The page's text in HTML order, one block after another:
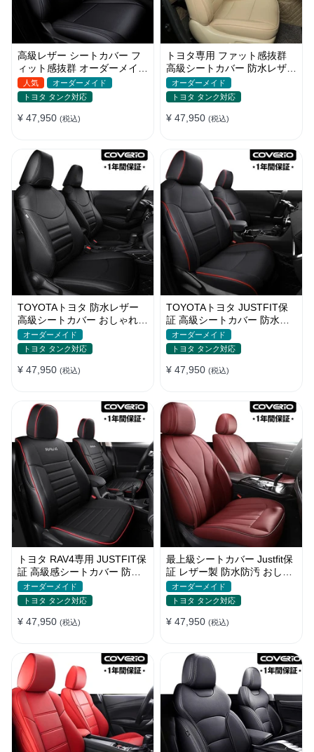
高級レザー シートカバー フ
ィット感抜群 オーダーメイド
6色 通気防水 耐久性 全席セ
ット
人気
オーダーメイド
トヨタ タンク対応
¥ 47,950 (税込)
トヨタ専用 ファット感抜群
高級シートカバー 防水レザー
おしゃれ オーダーメイド
オーダーメイド
トヨタ タンク対応
¥ 47,950 (税込)
TOYOTAトヨタ 防水レザー
高級シートカバー おしゃれ 5
色 オーダーメイド 全席セッ
ト
オーダーメイド
トヨタ タンク対応
¥ 47,950 (税込)
TOYOTAトヨタ JUSTFIT保
証 高級シートカバー 防水生
地 全席セット オーダーメイ
ド おすすめ
オーダーメイド
トヨタ タンク対応
¥ 47,950 (税込)
トヨタ RAV4専用 JUSTFIT保
証 高級感シートカバー 防水
おしゃれ カスタムロゴ 全席
オーダーメイド
トヨタ タンク対応
¥ 47,950 (税込)
最上級シートカバー Justfit保
証 レザー製 防水防汚 おしゃ
れ オーダーメイド 全席セッ
ト
オーダーメイド
トヨタ タンク対応
¥ 47,950 (税込)